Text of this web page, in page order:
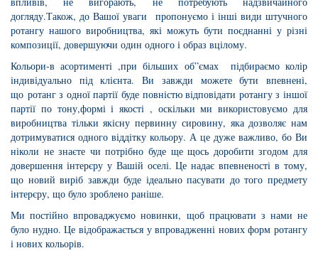
догляду.Також, до Вашої уваги пропонуємо і інші види штучного
ротангу нашого виробництва, які можуть бути поєднанні у різні
композиції, довершуючи один одного і образ вцілому.
Кольори-в асортименті ,при більших об”ємах підбираємо колір
індивідуально під клієнта. Ви завжди можете бути впевнені,
що ротанг з одної партії буде повністю відповідати ротангу з іншої
партії по тону,формі і якості , оскільки ми використовуємо для
виробництва тільки якісну первинну сировину, яка дозволяє нам
дотримуватися одного віддітку кольору. А це дуже важливо, бо Ви
ніколи не знаєте чи потрібно буде ще щось доробити згодом для
довершення інтерєру у Вашій оселі. Це надає впевненості в тому,
що новий виріб завжди буде ідеально пасувати до того предмету
інтерєру, що було зроблено раніше.
Ми постійно впроваджуємо новинки, щоб працювати з нами не
було нудно. Це відображається у впровадженні нових форм ротангу
і нових кольорів.